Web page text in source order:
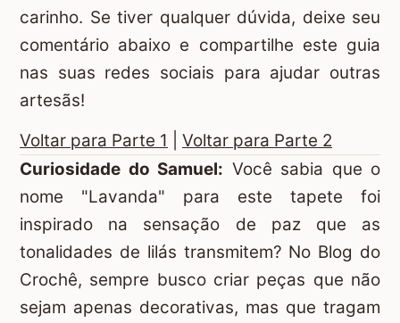
carinho. Se tiver qualquer dúvida, deixe seu
comentário abaixo e compartilhe este guia
nas suas redes sociais para ajudar outras
artesãs!
Voltar para Parte 1
Voltar para Parte 2
Curiosidade do Samuel: Você sabia que o
nome "Lavanda" para este tapete foi
inspirado na sensação de paz que as
tonalidades de lilás transmitem? No Blog do
Crochê, sempre busco criar peças que não
sejam apenas decorativas, mas que tragam